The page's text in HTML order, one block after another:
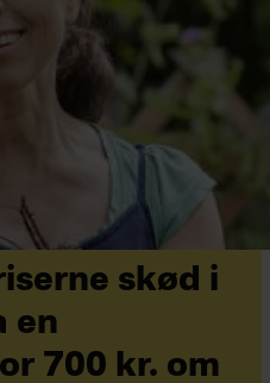
skød i
en
700 kr. om